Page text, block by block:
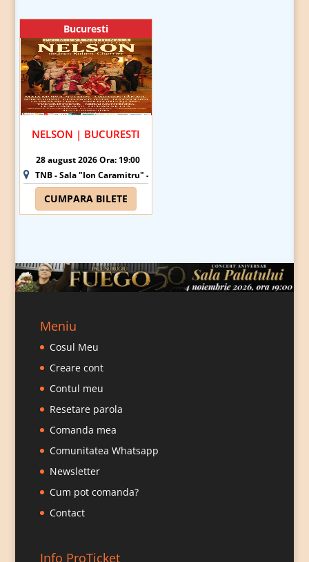
Bucuresti
NELSON | BUCURESTI
28 august 2026 Ora: 19:00
TNB - Sala "Ion Caramitru" - Bucuresti
CUMPARA BILETE
Meniu
Cosul Meu
Creare cont
Contul meu
Resetare parola
Comanda mea
Comunitatea Whatsapp
Newsletter
Cum pot comanda?
Contact
Info ProTicket